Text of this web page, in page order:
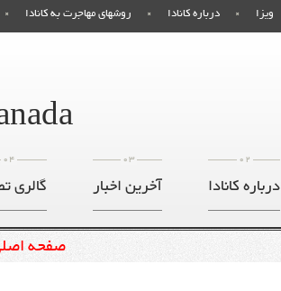
روشهای مهاجرت به کانادا درباره کانادا ویزا
04
گالری
03
آخرین اخبار
02
درباره کانادا
صفحه